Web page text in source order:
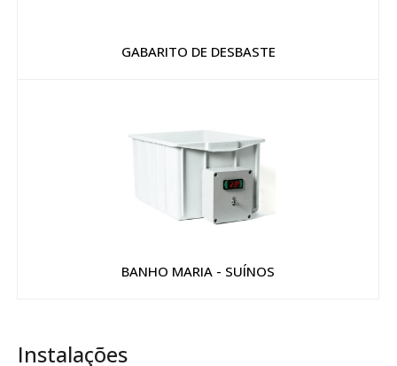
GABARITO DE DESBASTE
BANHO MARIA - SUÍNOS
Instalações